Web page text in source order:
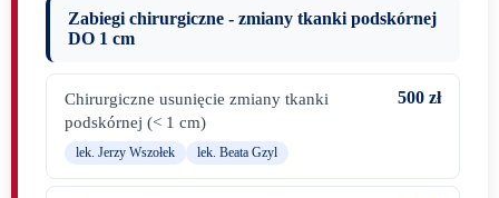
Zabiegi chirurgiczne - zmiany tkanki podskórnej
DO 1 cm
Chirurgiczne usunięcie zmiany tkanki
podskórnej (< 1 cm)
lek. Jerzy Wszołek lek. Beata Gzyl
500 zł